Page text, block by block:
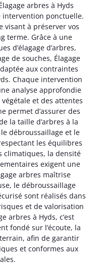
arbres à Hyds
intervention ponctuelle.
visant à préserver vos
terme. Grâce à une
d’élagage d’arbres,
de souches, Élagage
aux contraintes
Chaque intervention
analyse approfondie
et des attentes
permet d’assurer des
la taille d’arbres à la
débroussaillage et le
les équilibres
climatiques, la densité
exigent une
arbres maîtrise
le débroussaillage
sont réalisés dans
et de valorisation
arbres à Hyds, c’est
fondé sur l’écoute, la
afin de garantir
et conformes aux